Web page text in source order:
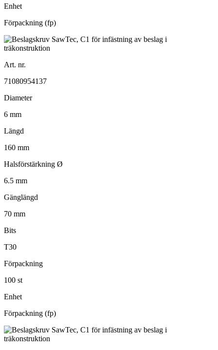
Enhet
Förpackning (fp)
Art. nr.
71080954137
Diameter
6 mm
Längd
160 mm
Halsförstärkning Ø
6.5 mm
Gänglängd
70 mm
Bits
T30
Förpackning
100 st
Enhet
Förpackning (fp)